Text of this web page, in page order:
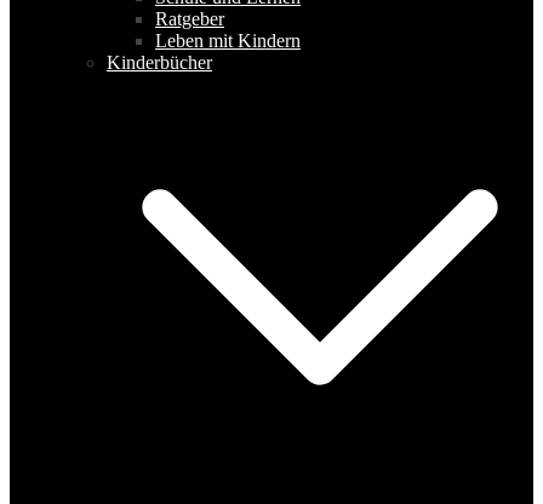
Ratgeber
Leben mit Kindern
Kinderbücher